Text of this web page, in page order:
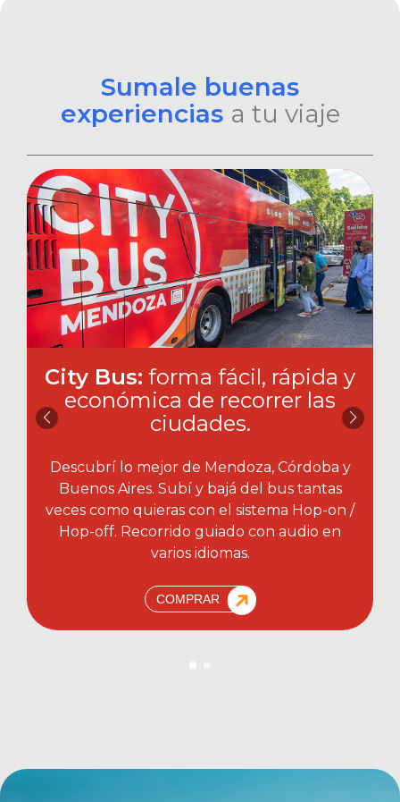
Sumale buenas
experiencias a tu viaje
City Bus: forma fácil, rápida y
económica de recorrer las
ciudades.​
Descubrí lo mejor de Mendoza, Córdoba y
Buenos Aires. Subí y bajá del bus tantas
veces como quieras con el sistema Hop-on /
Hop-off. Recorrido guiado con audio en
varios idiomas.
COMPRAR